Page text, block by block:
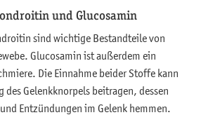
und Glucosamin
sind wichtige Bestandteile von
Glucosamin ist außerdem ein
Die Einnahme beider Stoffe kann
des Gelenkknorpels beitragen, dessen
Entzündungen im Gelenk hemmen.